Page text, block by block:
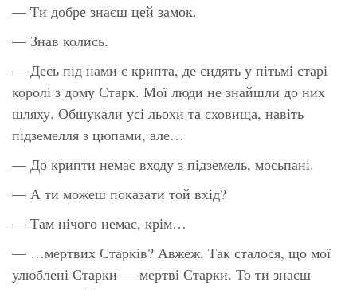
— Ти добре знаєш цей замок.
— Знав колись.
— Десь під нами є крипта, де сидять у пітьмі старі
королі з дому Старк. Мої люди не знайшли до них
шляху. Обшукали усі льохи та сховища, навіть
підземелля з цюпами, але…
— До крипти немає входу з підземель, мосьпані.
— А ти можеш показати той вхід?
— Там нічого немає, крім…
— …мертвих Старків? Авжеж. Так сталося, що мої
улюблені Старки — мертві Старки. То ти знаєш